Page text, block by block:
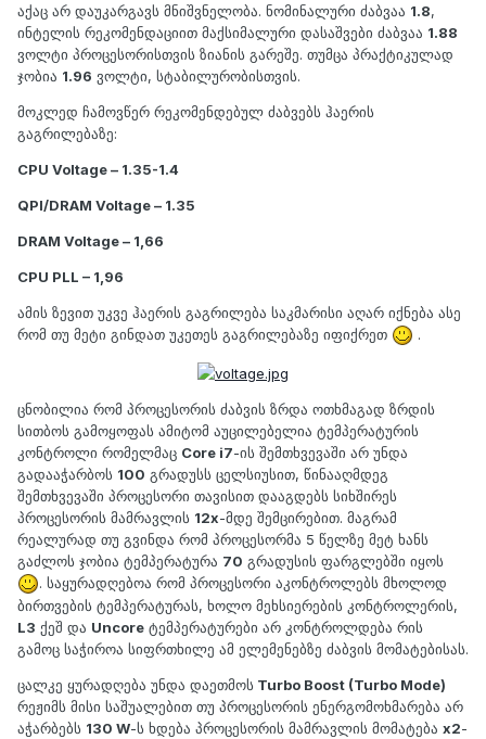
აქაც არ დაუკარგავს მნიშვნელობა. ნომინალური ძაბვაა 1.8,
ინტელის რეკომენდაციით მაქსიმალური დასაშვები ძაბვაა 1.88
ვოლტი პროცესორისთვის ზიანის გარეშე. თუმცა პრაქტიკულად
ჯობია 1.96 ვოლტი, სტაბილურობისთვის.
მოკლედ ჩამოვწერ რეკომენდებულ ძაბვებს ჰაერის
გაგრილებაზე:
CPU Voltage – 1.35-1.4
QPI/DRAM Voltage – 1.35
DRAM Voltage – 1,66
CPU PLL – 1,96
ამის ზევით უკვე ჰაერის გაგრილება საკმარისი აღარ იქნება ასე
რომ თუ მეტი გინდათ უკეთეს გაგრილებაზე იფიქრეთ
.
ცნობილია რომ პროცესორის ძაბვის ზრდა ოთხმაგად ზრდის
სითბოს გამოყოფას ამიტომ აუცილებელია ტემპერატურის
კონტროლი რომელმაც Core i7-ის შემთხვევაში არ უნდა
გადააჭარბოს 100 გრადუსს ცელსიუსით, წინააღმდეგ
შემთხვევაში პროცესორი თავისით დააგდებს სიხშირეს
პროცესორის მამრავლის 12x-მდე შემცირებით. მაგრამ
რეალურად თუ გვინდა რომ პროცესორმა 5 წელზე მეტ ხანს
გაძლოს ჯობია ტემპერატურა 70 გრადუსის ფარგლებში იყოს
. საყურადღებოა რომ პროცესორი აკონტროლებს მხოლოდ
ბირთვების ტემპერატურას, ხოლო მეხსიერების კონტროლერის,
L3 ქეშ და Uncore ტემპერატურები არ კონტროლდება რის
გამოც საჭიროა სიფრთხილე ამ ელემენებზე ძაბვის მომატებისას.
ცალკე ყურადღება უნდა დაეთმოს Turbo Boost (Turbo Mode)
რეჟიმს მისი საშუალებით თუ პროცესორის ენერგომოხმარება არ
აჭარბებს 130 W-ს ხდება პროცესორის მამრავლის მომატება x2-